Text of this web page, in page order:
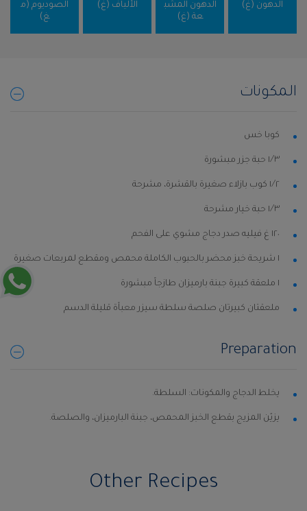
الدهون (غ)
الدهون المشب
عة (غ)
الألياف (غ)
الصوديوم (م
غ)
المكونات
كوبا خس
١⁄٣ حبة جزر مبشورة
١⁄٢ كوب بازلاء صغيرة بالقشرة، مشرحة
١⁄٣ حبة خيار مشرحة
١٢٠ غ فيليه صدر دجاج مشوي على الفحم
١ شريحة خبز محضر بالحبوب الكاملة محمص ومقطع لمربعات صغيرة
١ ملعقة كبيرة جبنة بارميزان طازجاً مبشورة
ملعقتان كبيرتان صلصة سلطة سيزر معبأة قليلة الدسم
Preparation
يخلط الدجاج والمكونات: السلطة.
يزيّن المزيج بقطع الخبز المحمص، جبنة البارميزان، والصلصة.
Other Recipes